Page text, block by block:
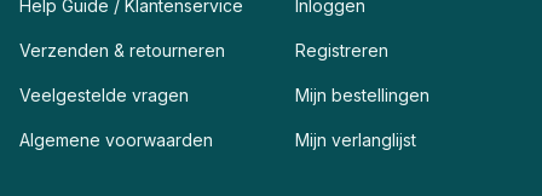
Help Guide / Klantenservice
Verzenden & retourneren
Veelgestelde vragen
Algemene voorwaarden
Inloggen
Registreren
Mijn bestellingen
Mijn verlanglijst